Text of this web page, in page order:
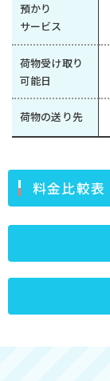
預かり
サービス
荷物受け取り
可能日
荷物の送り先
料金比較表